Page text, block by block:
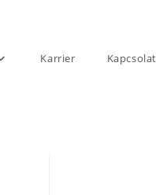
Karrier Kapcsolat